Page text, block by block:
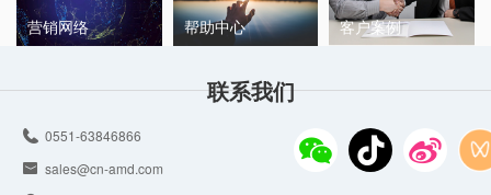
营销网络 帮助中心 客户案例
联系我们
0551-63846866
sales@cn-amd.com